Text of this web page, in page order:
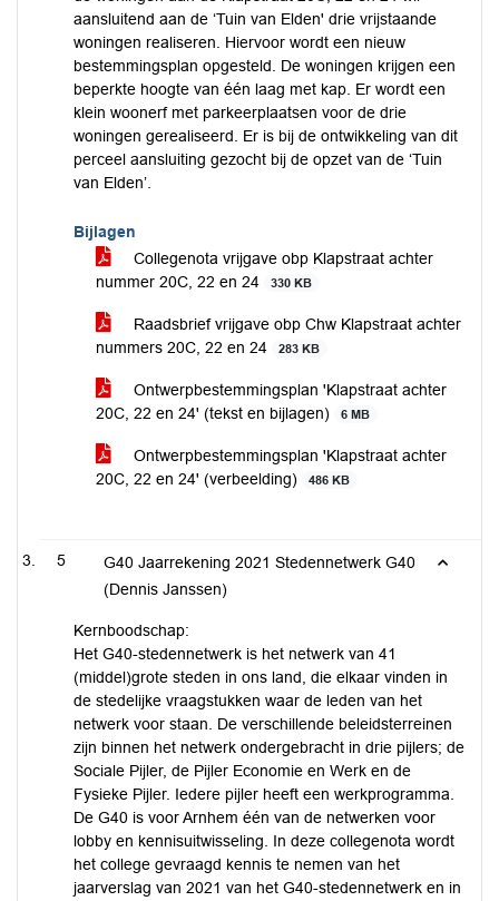
aansluitend aan de ‘Tuin van Elden' drie vrijstaande
woningen realiseren. Hiervoor wordt een nieuw
bestemmingsplan opgesteld. De woningen krijgen een
beperkte hoogte van één laag met kap. Er wordt een
klein woonerf met parkeerplaatsen voor de drie
woningen gerealiseerd. Er is bij de ontwikkeling van dit
perceel aansluiting gezocht bij de opzet van de ‘Tuin
van Elden’.
Bijlagen
Collegenota vrijgave obp Klapstraat achter
nummer 20C, 22 en 24
330 KB
Raadsbrief vrijgave obp Chw Klapstraat achter
nummers 20C, 22 en 24
283 KB
Ontwerpbestemmingsplan 'Klapstraat achter
20C, 22 en 24' (tekst en bijlagen)
6 MB
Ontwerpbestemmingsplan 'Klapstraat achter
20C, 22 en 24' (verbeelding)
486 KB
5
G40 Jaarrekening 2021 Stedennetwerk G40
(Dennis Janssen)
Kernboodschap:
Het G40-stedennetwerk is het netwerk van 41
(middel)grote steden in ons land, die elkaar vinden in
de stedelijke vraagstukken waar de leden van het
netwerk voor staan. De verschillende beleidsterreinen
zijn binnen het netwerk ondergebracht in drie pijlers; de
Sociale Pijler, de Pijler Economie en Werk en de
Fysieke Pijler. Iedere pijler heeft een werkprogramma.
De G40 is voor Arnhem één van de netwerken voor
lobby en kennisuitwisseling. In deze collegenota wordt
het college gevraagd kennis te nemen van het
jaarverslag van 2021 van het G40-stedennetwerk en in